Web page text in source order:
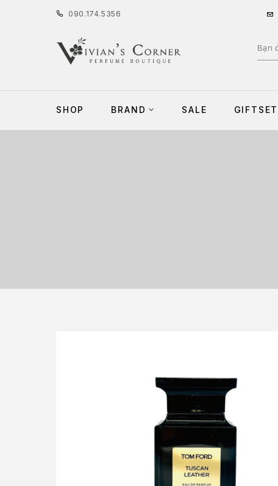
090 .174.5356
SHOP BRAND SALE GIFTSET